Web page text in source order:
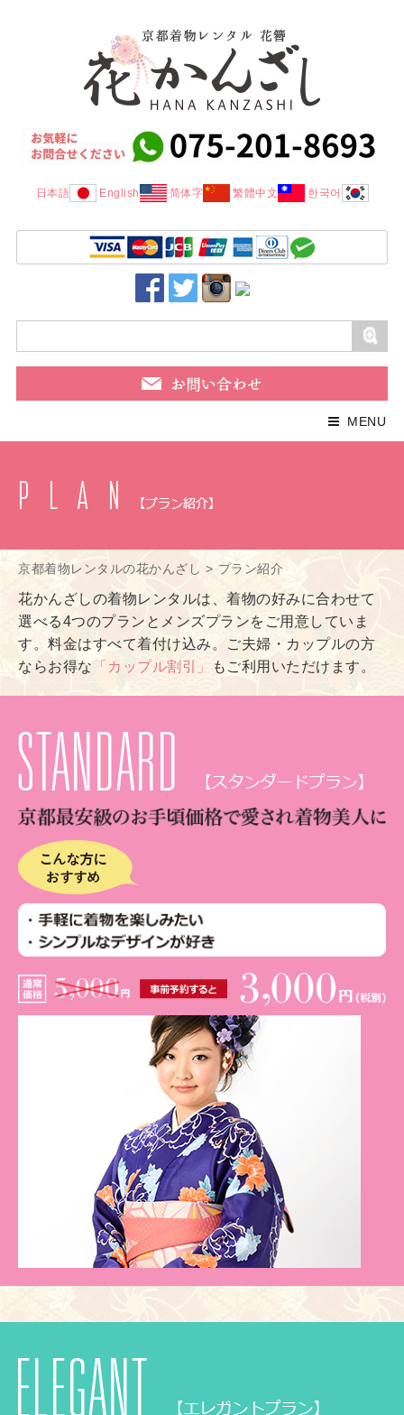
日本語 English 简体字 繁體中文 한국어
MENU
京都着物レンタルの花かんざし > プラン紹介
花かんざしの着物レンタルは、着物の好みに合わせて
選べる4つのプランとメンズプランをご用意していま
す。料金はすべて着付け込み。ご夫婦・カップルの方
ならお得な 「カップル割引」 もご利用いただけます。